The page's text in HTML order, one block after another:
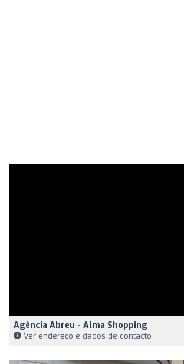
Agência Abreu - Alma Shopping
Ver endereço e dados de contacto